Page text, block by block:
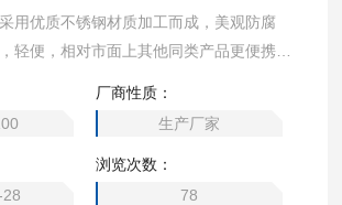
用优质不锈钢材质加工而成，美观防腐
轻便，相对市面上其他同类产品更便携，
厂商性质：
生产厂家
浏览次数：
78